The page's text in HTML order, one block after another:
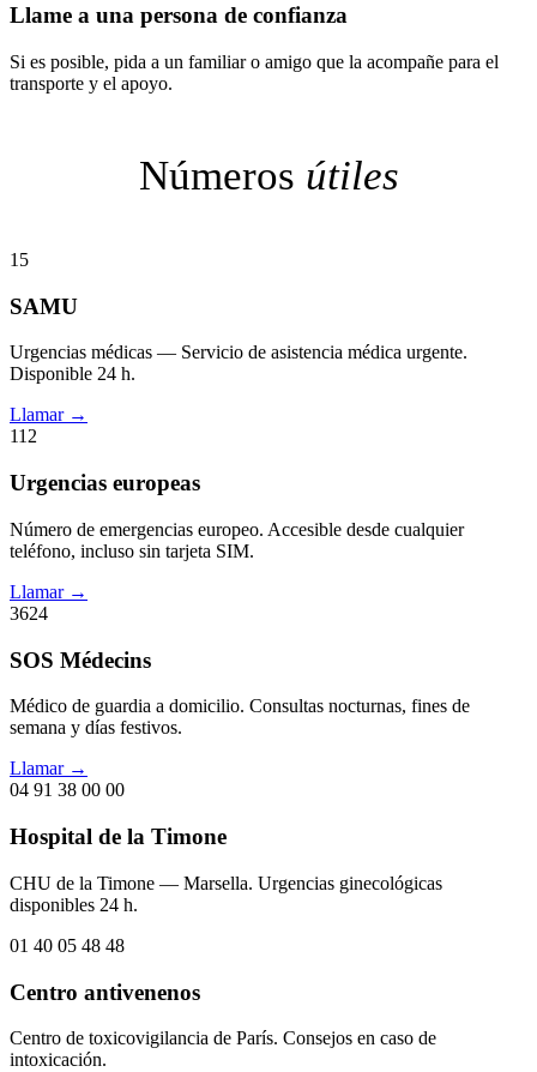
Llame a una persona de confianza
Si es posible, pida a un familiar o amigo que la acompañe para el
transporte y el apoyo.
Números útiles
15
SAMU
Urgencias médicas — Servicio de asistencia médica urgente.
Disponible 24 h.
Llamar →
112
Urgencias europeas
Número de emergencias europeo. Accesible desde cualquier
teléfono, incluso sin tarjeta SIM.
Llamar →
3624
SOS Médecins
Médico de guardia a domicilio. Consultas nocturnas, fines de
semana y días festivos.
Llamar →
04 91 38 00 00
Hospital de la Timone
CHU de la Timone — Marsella. Urgencias ginecológicas
disponibles 24 h.
01 40 05 48 48
Centro antivenenos
Centro de toxicovigilancia de París. Consejos en caso de
intoxicación.